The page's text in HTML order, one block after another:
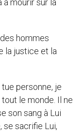
à mourir sur la
hommes
la justice et la
personne, je
le monde. Il ne
son sang à Lui
se sacrifie Lui,